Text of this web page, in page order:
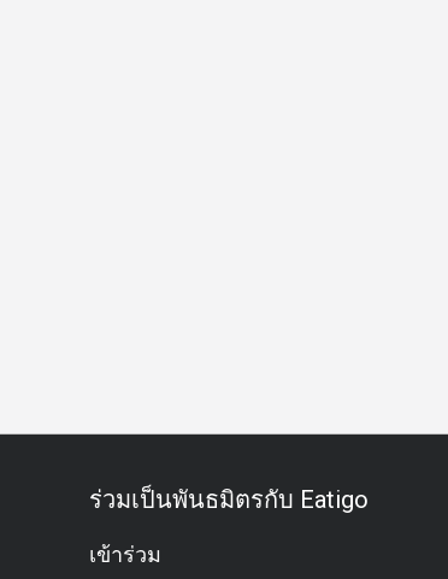
ร่วมเป็นพันธมิตรกับ Eatigo
เข้าร่วม